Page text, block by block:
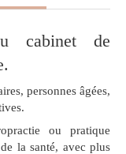
cabinet de
personnes âgées,
ou pratique
la santé, avec plus